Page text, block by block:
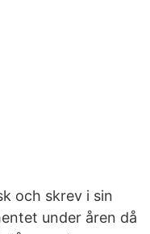
och skrev i sin
under åren då